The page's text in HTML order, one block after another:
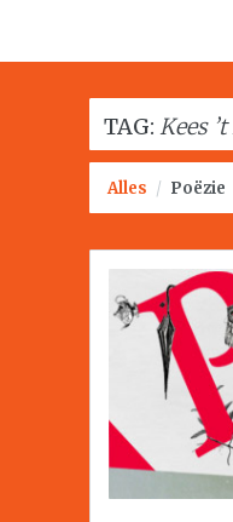
TAG: Kees
Alles / Poëzie